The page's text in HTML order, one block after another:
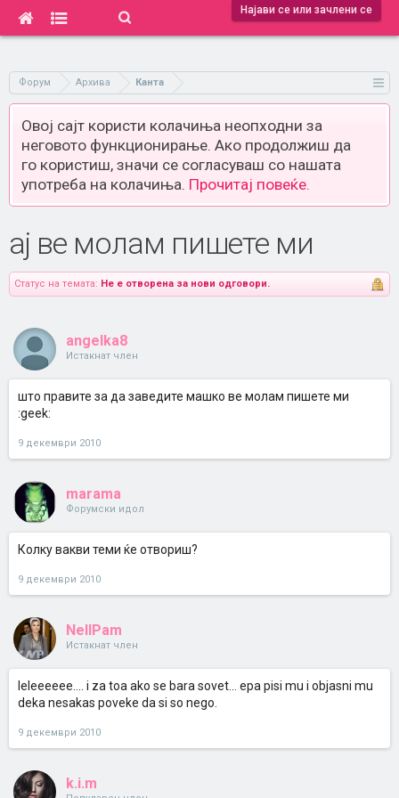
Најави се или зачлени се
Форум Архива Канта
Овој сајт користи колачиња неопходни за
неговото функционирање. Ако продолжиш да
го користиш, значи се согласуваш со нашата
употреба на колачиња. Прочитај повеќе.
ај ве молам пишете ми
Статус на темата: Не е отворена за нови одговори.
angelka8
Истакнат член
што правите за да заведите машко ве молам пишете ми
:geek:
9 декември 2010
marama
Форумски идол
Колку вакви теми ќе отвориш?
9 декември 2010
NellPam
Истакнат член
leleeeeee.... i za toa ako se bara sovet... epa pisi mu i objasni mu
deka nesakas poveke da si so nego.
9 декември 2010
k.i.m